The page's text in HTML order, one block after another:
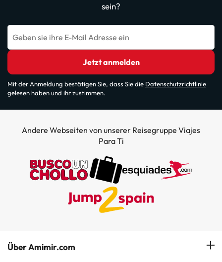
sein?
Geben sie ihre E-Mail Adresse ein
Jetzt anmelden
Mit der Anmeldung bestätigen Sie, dass Sie die Datenschutzrichtlinie
gelesen haben und ihr zustimmen.
Andere Webseiten von unserer Reisegruppe Viajes
Para Ti
Über Amimir.com